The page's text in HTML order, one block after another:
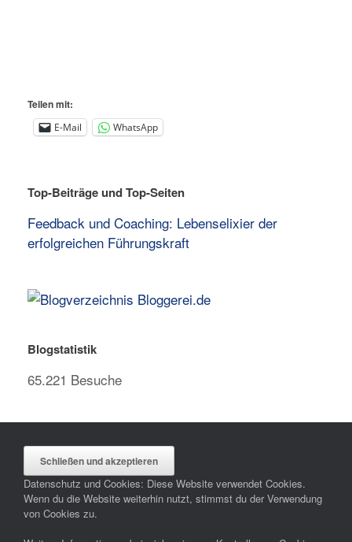
Teilen mit:
E-Mail WhatsApp
Top-Beiträge und Top-Seiten
Feedback und Coaching: Lebenselixier der
erfolgreichen Führungskraft
Blogstatistik
65.221 Besuche
Datenschutz und Cookies: Diese Website verwendet Cookies.
Wenn du die Website weiterhin nutzt, stimmst du der Verwendung
von Cookies zu.